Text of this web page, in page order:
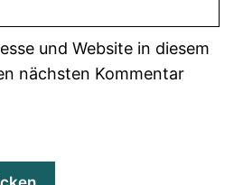
und Website in diesem
nächsten Kommentar